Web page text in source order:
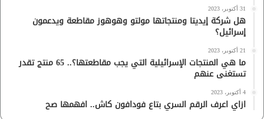
31 أكتوبر، 2023
هل شركة إيديتا ومنتجاتها مولتو وهوهوز مقاطعة ويدعمون
إسرائيل؟
21 أكتوبر، 2023
ما هي المنتجات الإسرائيلية التي يجب مقاطعتها؟.. 65 منتج تقدر
تستغنى عنهم
4 أكتوبر، 2023
ازاي اعرف الرقم السري بتاع فودافون كاش.. افهمها صح